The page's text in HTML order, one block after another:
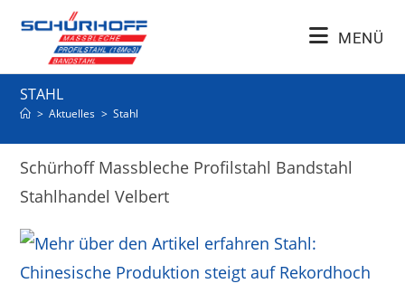
MENÜ
STAHL
> Aktuelles > Stahl
Schürhoff Massbleche Profilstahl Bandstahl
Stahlhandel Velbert